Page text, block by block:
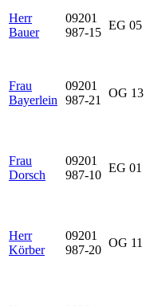
Herr
Bauer
09201
987-15
EG 05
Frau
Bayerlein
09201
987-21
OG 13
Frau
Dorsch
09201
987-10
EG 01
Herr
Körber
09201
987-20
OG 11